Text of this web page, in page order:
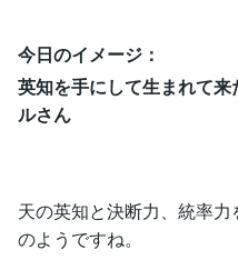
今日のイメージ：
英知を手にして生まれて
ルさん
天の英知と決断力、統率
のようですね。